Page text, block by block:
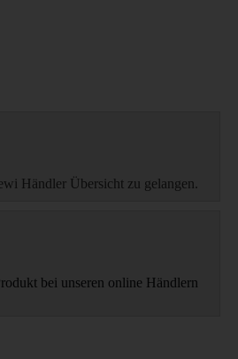
Händler Übersicht zu gelangen.
bei unseren online Händlern